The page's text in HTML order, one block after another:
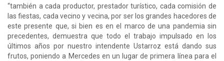
“también a cada productor, prestador turístico, cada comisión de
las fiestas, cada vecino y vecina, por ser los grandes hacedores de
este presente que, si bien es en el marco de una pandemia sin
precedentes, demuestra que todo el trabajo impulsado en los
últimos años por nuestro intendente Ustarroz está dando sus
frutos, poniendo a Mercedes en un lugar de primera línea para el